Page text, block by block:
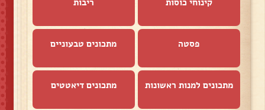
קינוחי כוסות ריבות
פסטה מתכונים טבעוניים
מתכונים למנות ראשונות מתכונים דיאטטים